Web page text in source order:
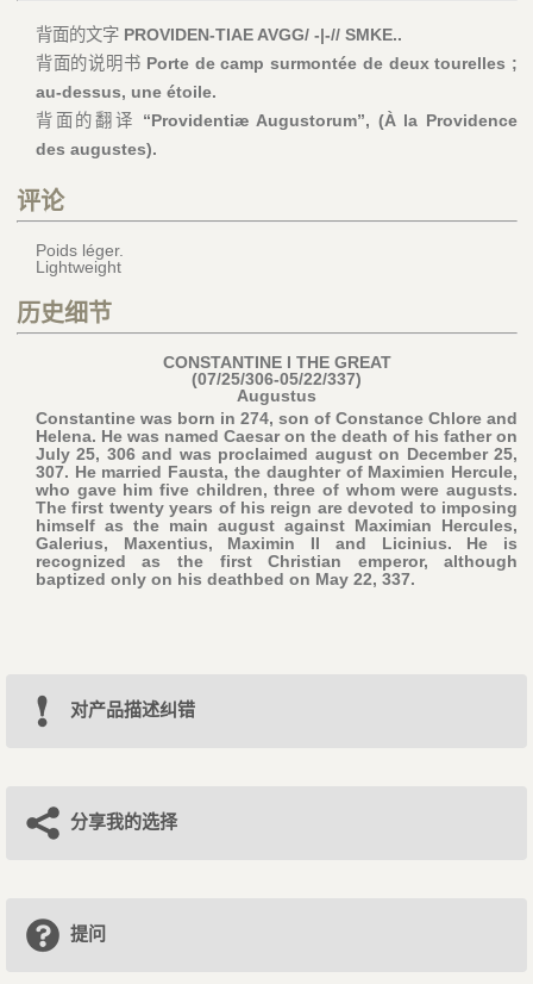
背面的文字 PROVIDEN-TIAE AVGG/ -|-// SMKE..
背面的说明书 Porte de camp surmontée de deux tourelles ;
au-dessus, une étoile.
背面的翻译 “Providentiæ Augustorum”, (À la Providence
des augustes).
评论
Poids léger.
Lightweight
历史细节
CONSTANTINE I THE GREAT
(07/25/306-05/22/337)
Augustus
Constantine was born in 274, son of Constance Chlore and
Helena. He was named Caesar on the death of his father on
July 25, 306 and was proclaimed august on December 25,
307. He married Fausta, the daughter of Maximien Hercule,
who gave him five children, three of whom were augusts.
The first twenty years of his reign are devoted to imposing
himself as the main august against Maximian Hercules,
Galerius, Maxentius, Maximin II and Licinius. He is
recognized as the first Christian emperor, although
baptized only on his deathbed on May 22, 337.
对产品描述纠错
分享我的选择
提问